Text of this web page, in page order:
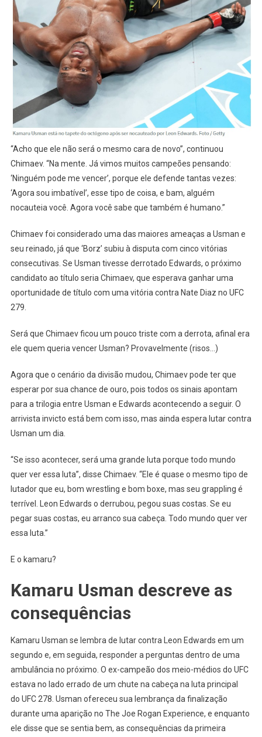
“Acho que ele não será o mesmo cara de novo”, continuou
Chimaev. “Na mente. Já vimos muitos campeões pensando:
‘Ninguém pode me vencer’, porque ele defende tantas vezes:
‘Agora sou imbatível’, esse tipo de coisa, e bam, alguém
nocauteia você. Agora você sabe que também é humano.”
Chimaev foi considerado uma das maiores ameaças a Usman e
seu reinado, já que ‘Borz’ subiu à disputa com cinco vitórias
consecutivas. Se Usman tivesse derrotado Edwards, o próximo
candidato ao título seria Chimaev, que esperava ganhar uma
oportunidade de título com uma vitória contra Nate Diaz no UFC
279.
Será que Chimaev ficou um pouco triste com a derrota, afinal era
ele quem queria vencer Usman? Provavelmente (risos…)
Agora que o cenário da divisão mudou, Chimaev pode ter que
esperar por sua chance de ouro, pois todos os sinais apontam
para a trilogia entre Usman e Edwards acontecendo a seguir. O
arrivista invicto está bem com isso, mas ainda espera lutar contra
Usman um dia.
“Se isso acontecer, será uma grande luta porque todo mundo
quer ver essa luta”, disse Chimaev. “Ele é quase o mesmo tipo de
lutador que eu, bom wrestling e bom boxe, mas seu grappling é
terrível. Leon Edwards o derrubou, pegou suas costas. Se eu
pegar suas costas, eu arranco sua cabeça. Todo mundo quer ver
essa luta.”
E o kamaru?
Kamaru Usman descreve as
consequências
Kamaru Usman se lembra de lutar contra Leon Edwards em um
segundo e, em seguida, responder a perguntas dentro de uma
ambulância no próximo. O ex-campeão dos meio-médios do UFC
estava no lado errado de um chute na cabeça na luta principal
do UFC 278. Usman ofereceu sua lembrança da finalização
durante uma aparição no The Joe Rogan Experience, e enquanto
ele disse que se sentia bem, as consequências da primeira